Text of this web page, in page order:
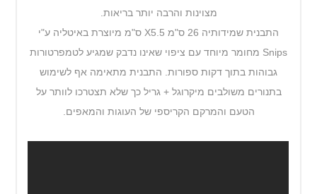
מצוינות והרבה יותר בריאות.
התבנית שמידותיה 26 ס"מ X5.5 ס"מ מיוצרת באיטליה ע"י
Snips מחומר מיוחד עם ציפוי שאינו נדבק שמגיע לטמפרטורות
גבוהות בתוך דקות ספורות. התבנית מתאימה אף לשימוש
בתנורים משולבים מיקרוגל + גריל כך שלא תצטרכו לוותר על
הטעם והמרקם הקריספי של העוגות והמאפים.